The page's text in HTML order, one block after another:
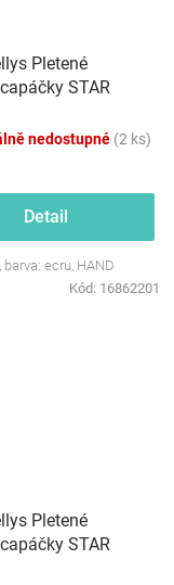
Pletené
STAR
nedostupné (2 ks)
Detail
ecru, HAND
Kód: 16862201
Pletené
STAR